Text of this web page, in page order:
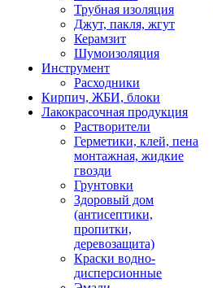
Трубная изоляция
Джут, пакля, жгут
Керамзит
Шумоизоляция
Инструмент
Расходники
Кирпич, ЖБИ, блоки
Лакокрасочная продукция
Растворители
Герметики, клей, пена
монтажная, жидкие
гвозди
Грунтовки
Здоровый дом
(антисептики,
пропитки,
деревозащита)
Краски водно-
дисперсионные